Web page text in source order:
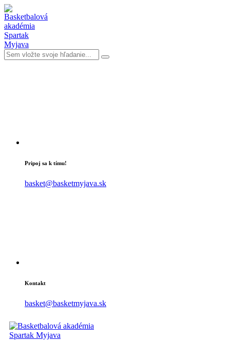
Pripoj sa k tímu!
basket@basketmyjava.sk
Kontakt
basket@basketmyjava.sk